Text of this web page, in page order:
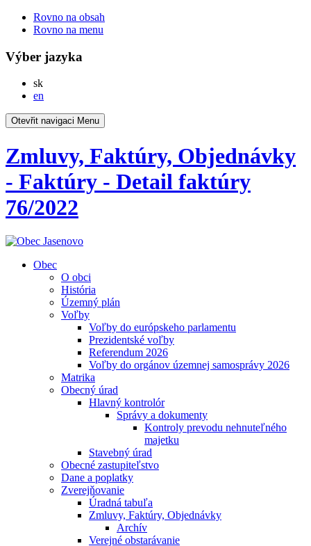
Rovno na obsah
Rovno na menu
Výber jazyka
skSlovensky
en
Otevřit navigaci Menu
Zmluvy, Faktúry, Objednávky
- Faktúry - Detail faktúry
76/2022
Obec
O obci
História
Územný plán
Voľby
Voľby do európskeho parlamentu
Prezidentské voľby
Referendum 2026
Voľby do orgánov územnej samosprávy 2026
Matrika
Obecný úrad
Hlavný kontrolór
Správy a dokumenty
Kontroly prevodu nehnuteľného
majetku
Stavebný úrad
Obecné zastupiteľstvo
Dane a poplatky
Zverejňovanie
Úradná tabuľa
Zmluvy, Faktúry, Objednávky
Archív
Verejné obstarávanie